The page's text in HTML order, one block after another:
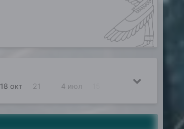
18 окт 21 4 июл 19 окт